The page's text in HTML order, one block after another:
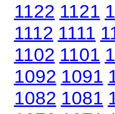
1122 1121
1112 1111
1102 1101
1092 1091
1082 1081